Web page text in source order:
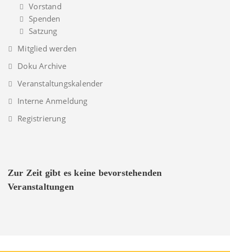
Vorstand
Spenden
Satzung
Mitglied werden
Doku Archive
Veranstaltungskalender
Interne Anmeldung
Registrierung
Zur Zeit gibt es keine bevorstehenden
Veranstaltungen